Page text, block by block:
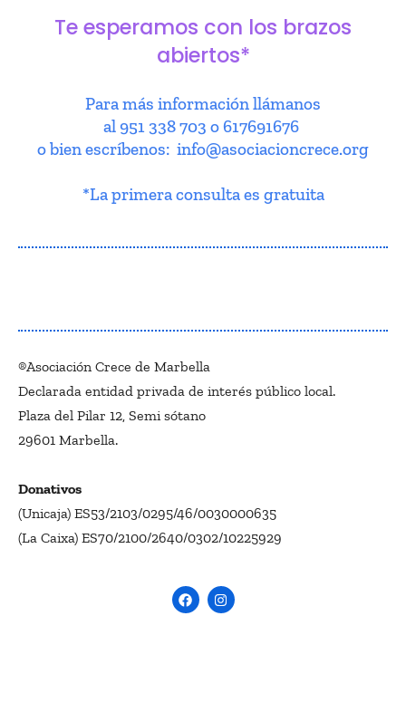
Te esperamos con los brazos
abiertos*
Para más información llámanos
al 951 338 703 o 617691676
o bien escríbenos: info@asociacioncrece.org
*La primera consulta es gratuita
®Asociación Crece de Marbella
Declarada entidad privada de interés público local.
Plaza del Pilar 12, Semi sótano
29601 Marbella.
Donativos
(Unicaja) ES53/2103/0295/46/0030000635
(La Caixa) ES70/2100/2640/0302/10225929